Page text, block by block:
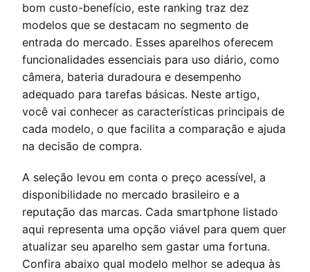
bom custo-benefício, este ranking traz dez
modelos que se destacam no segmento de
entrada do mercado. Esses aparelhos oferecem
funcionalidades essenciais para uso diário, como
câmera, bateria duradoura e desempenho
adequado para tarefas básicas. Neste artigo,
você vai conhecer as características principais de
cada modelo, o que facilita a comparação e ajuda
na decisão de compra.
A seleção levou em conta o preço acessível, a
disponibilidade no mercado brasileiro e a
reputação das marcas. Cada smartphone listado
aqui representa uma opção viável para quem quer
atualizar seu aparelho sem gastar uma fortuna.
Confira abaixo qual modelo melhor se adequa às